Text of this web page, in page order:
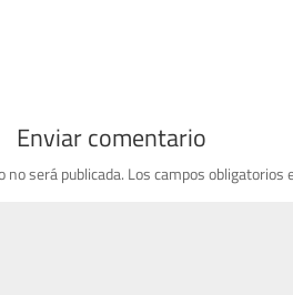
Enviar comentario
no será publicada. Los campos obligatorios